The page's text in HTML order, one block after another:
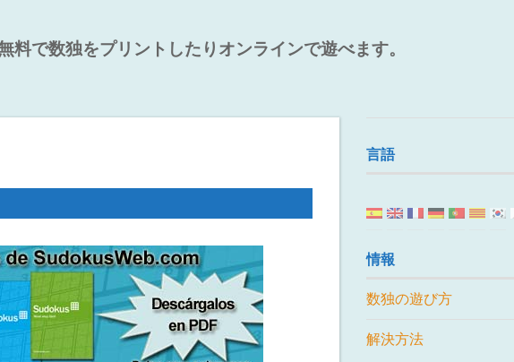
料で数独をプリントしたりオンラインで遊べます。
言語
情報
数独の遊び方
解決方法